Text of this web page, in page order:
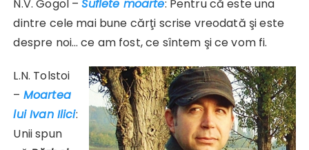
N.V. Gogol –Suflete moarte: Pentru că este una
dintre cele mai bune cărţi scrise vreodată şi este
despre noi… ce am fost, ce sîntem şi ce vom fi.
L.N. Tolstoi
– Moartea
lui Ivan Ilici:
Unii spun